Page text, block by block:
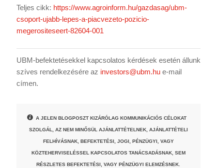
Teljes cikk: https://www.agroinform.hu/gazdasag/ubm-
csoport-ujabb-lepes-a-piacvezeto-pozicio-
megerositeseert-82604-001
UBM-befektetésekkel kapcsolatos kérdések esetén állunk
szíves rendelkezésére az investors@ubm.hue-mail
címen.
A JELEN BLOGPOSZT KIZÁRÓLAG KOMMUNIKÁCIÓS CÉLOKAT
SZOLGÁL, AZ NEM MINŐSÜL AJÁNLATTÉTELNEK, AJÁNLATTÉTELI
FELHÍVÁSNAK, BEFEKTETÉSI, JOGI, PÉNZÜGYI, VAGY
KÖZTEHERVISELÉSSEL KAPCSOLATOS TANÁCSADÁSNAK, SEM
RÉSZLETES BEFEKTETÉSI, VAGY PÉNZÜGYI ELEMZÉSNEK.